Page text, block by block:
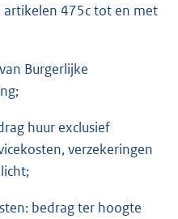
artikelen 475c tot en met
Burgerlijke
huur exclusief
verzekeringen
bedrag ter hoogte